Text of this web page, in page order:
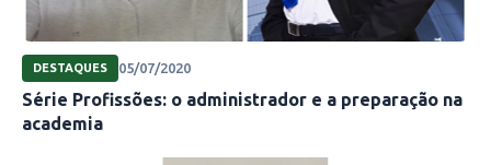
DESTAQUES 05/07/2020
Série Profissões: o administrador e a preparação na
academia